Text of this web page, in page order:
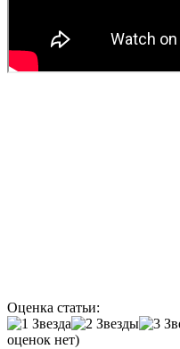
Оценка статьи:
оценок нет)